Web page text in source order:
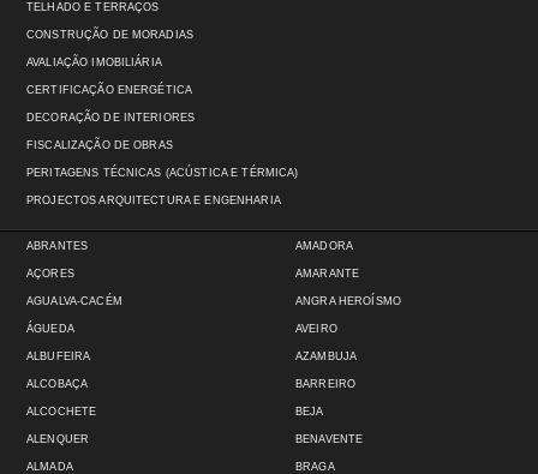
TELHADO E TERRAÇOS
CONSTRUÇÃO DE MORADIAS
AVALIAÇÃO IMOBILIÁRIA
CERTIFICAÇÃO ENERGÉTICA
DECORAÇÃO DE INTERIORES
FISCALIZAÇÃO DE OBRAS
PERITAGENS TÉCNICAS (ACÚSTICA E TÉRMICA)
PROJECTOS ARQUITECTURA E ENGENHARIA
ABRANTES
AÇORES
AGUALVA-CACÉM
ÁGUEDA
ALBUFEIRA
ALCOBAÇA
ALCOCHETE
ALENQUER
ALMADA
AMADORA
AMARANTE
ANGRA HEROÍSMO
AVEIRO
AZAMBUJA
BARREIRO
BEJA
BENAVENTE
BRAGA